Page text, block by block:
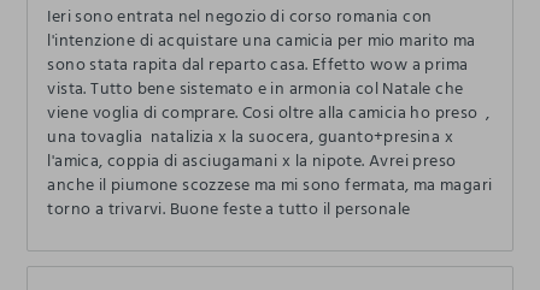
Ieri sono entrata nel negozio di corso romania con
l'intenzione di acquistare una camicia per mio marito ma
sono stata rapita dal reparto casa. Effetto wow a prima
vista. Tutto bene sistemato e in armonia col Natale che
viene voglia di comprare. Cosi oltre alla camicia ho preso ,
una tovaglia natalizia x la suocera, guanto+presina x
l'amica, coppia di asciugamani x la nipote. Avrei preso
anche il piumone scozzese ma mi sono fermata, ma magari
torno a trivarvi. Buone feste a tutto il personale